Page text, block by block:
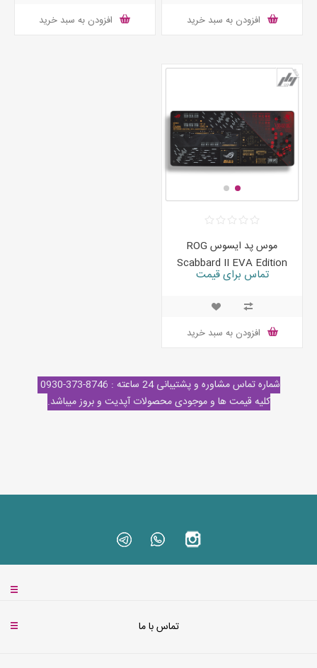
افزودن به سبد خرید افزودن به سبد خرید
موس پد ایسوس ROG
Scabbard II EVA Edition
تماس برای قیمت
افزودن به سبد خرید
شماره تماس مشاوره و پشتیبانی 24 ساعته : 8746-373-0930
کلیه قیمت ها و موجودی محصولات آپدیت و بروز میباشد.
تماس با ما